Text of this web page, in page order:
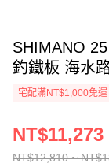
SHIMANO
釣鐵板 海水
宅配滿NT$1,000免運
NT$12,810 ~